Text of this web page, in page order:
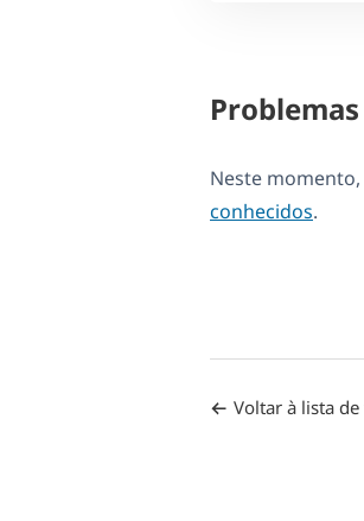
Neste
conhecidos.
Voltar à lista